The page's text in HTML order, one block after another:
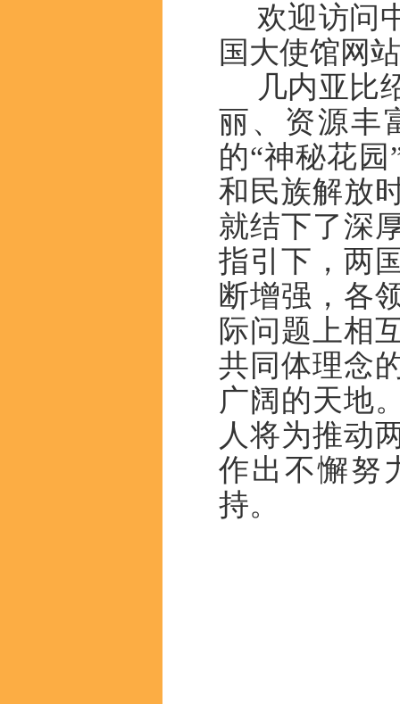
欢迎访问
国大使馆网
几内亚比
丽、 资源丰
的“神秘花园
和民族解放
就结下了深
指引下，两
断增强 ， 各
际问题上相
共同体理念
广阔的天地
人将为推动
作出不懈努
持。